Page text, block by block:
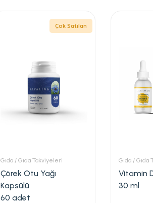
Çok Satılan
Gıda / Gıda Takviyeleri
Çörek Otu Yağı
Kapsülü
60 adet
Gıda /
Vitamin
30 ml